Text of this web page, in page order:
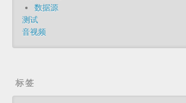
数据源
测试
音视频
标签